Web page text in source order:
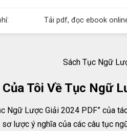
Tải pdf, đọc ebook
Sách Tục Ngữ
Tôi Về Tục Ngữ
Ngữ Lược Giải 2024 PDF” của
lược ý nghĩa của các câu tục